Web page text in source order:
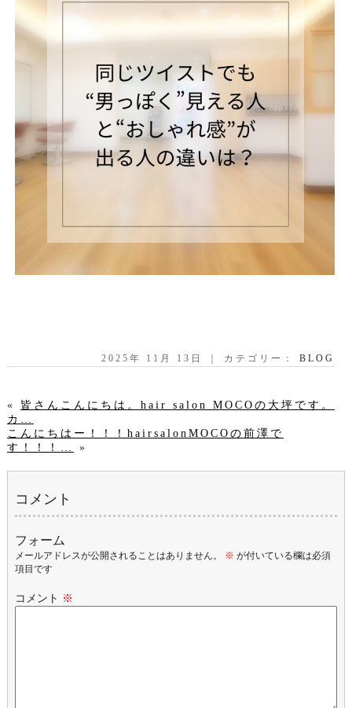
2025年 11月 13日 ｜ カテゴリー：BLOG
« 皆さんこんにちは。hair salon MOCOの大坪です。
カ…
こんにちはー！！！hairsalonMOCOの前澤で
す！！！…
»
コメント
フォーム
メールアドレスが公開されることはありません。 ※ が付いている欄は必須
項目です
コメント ※